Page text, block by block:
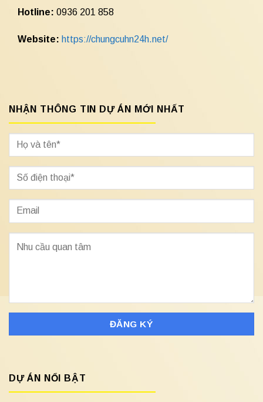
Hotline: 0936 201 858
Website: https://chungcuhn24h.net/
NHẬN THÔNG TIN DỰ ÁN MỚI NHẤT
DỰ ÁN NỔI BẬT